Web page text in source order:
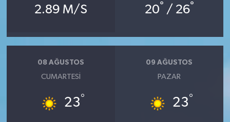
2.89 M/S 20° / 26°
08 AĞUSTOS
CUMARTESI
23°
09 AĞUSTOS
PAZAR
23°